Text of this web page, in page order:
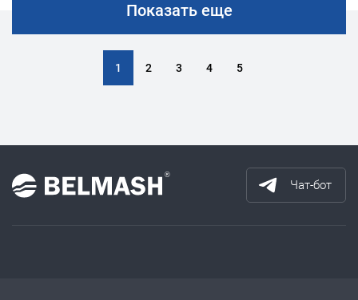
Показать еще
1 2 3 4 5
Чат-бот